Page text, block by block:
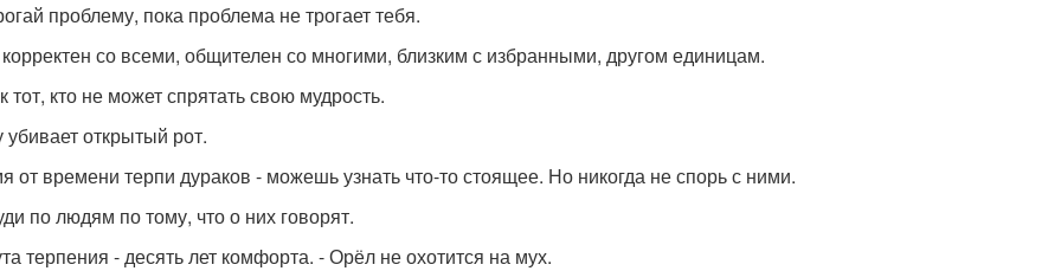
проблему, пока проблема не трогает тебя.
со всеми, общителен со многими, близким с избранными, другом единицам.
тот, кто не может спрятать свою мудрость.
открытый рот.
от времени терпи дураков - можешь узнать что-то стоящее. Но никогда не спорь с ними.
по людям по тому, что о них говорят.
терпения - десять лет комфорта. - Орёл не охотится на мух.